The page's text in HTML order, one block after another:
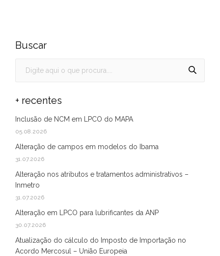
Buscar
+ recentes
Inclusão de NCM em LPCO do MAPA
05.08.2026
Alteração de campos em modelos do Ibama
31.07.2026
Alteração nos atributos e tratamentos administrativos –
Inmetro
31.07.2026
Alteração em LPCO para lubrificantes da ANP
30.07.2026
Atualização do cálculo do Imposto de Importação no
Acordo Mercosul – União Europeia